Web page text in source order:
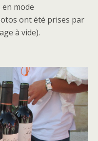
mode
ont été prises par
à vide).